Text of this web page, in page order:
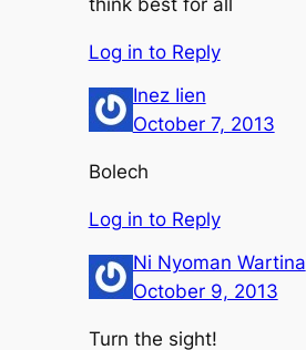
think best for all
Log in to Reply
Inez Iien
October 7, 2013
Bolech
Log in to Reply
Ni Nyoman Wartina
October 9, 2013
Turn the sight!